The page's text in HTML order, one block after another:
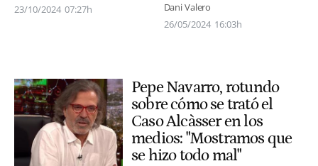
23/10/2024 07:27h
Dani Valero
26/05/2024 16:03h
Pepe Navarro, rotundo
sobre cómo se trató el
Caso Alcàsser en los
medios: "Mostramos que
se hizo todo mal"